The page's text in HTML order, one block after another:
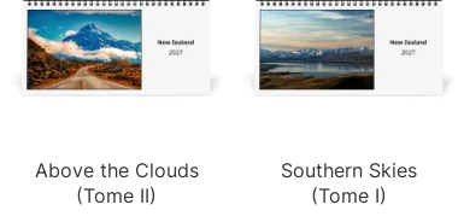
Above the Clouds
(Tome II)
Southern Skies
(Tome I)